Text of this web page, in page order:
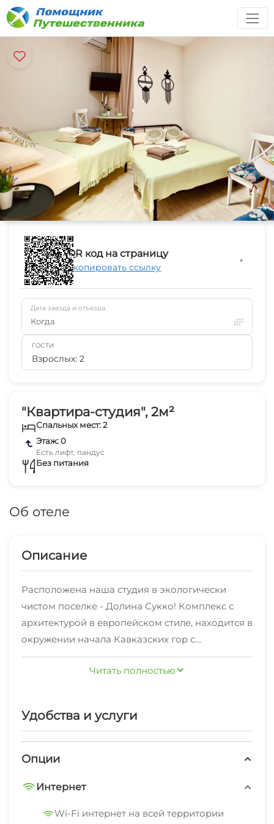
"Квартира-студия", 2м²
Спальных мест: 2
Этаж: 0
Есть лифт, пандус
Без питания
Об отеле
Описание
Расположена наша студия в экологически
чистом поселке - Долина Сукко! Комплекс с
архитектурой в европейском стиле, находится в
окружении начала Кавказских гор с
можжевеловыми лесами, известными своими
лечебными свойствами.
приготовили для вас постельное белье
махровые и пляжные вафельные, халаты для
холодильник, микроволновая печь,
бытовой комфорт при проживании, а на
Читать полностью
Удобства и услуги
Опции
Интернет
Wi-Fi интернет на всей территории
QR код на страницу
Скопировать ссылку
▼
Дата заезда и отъезда
Когда
ГОСТИ
Взрослых: 2